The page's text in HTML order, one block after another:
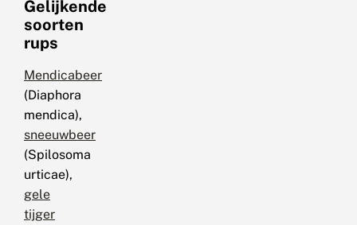
Gelijkende
soorten
rups
Mendicabeer
(Diaphora
mendica),
sneeuwbeer
(Spilosoma
urticae),
gele
tijger